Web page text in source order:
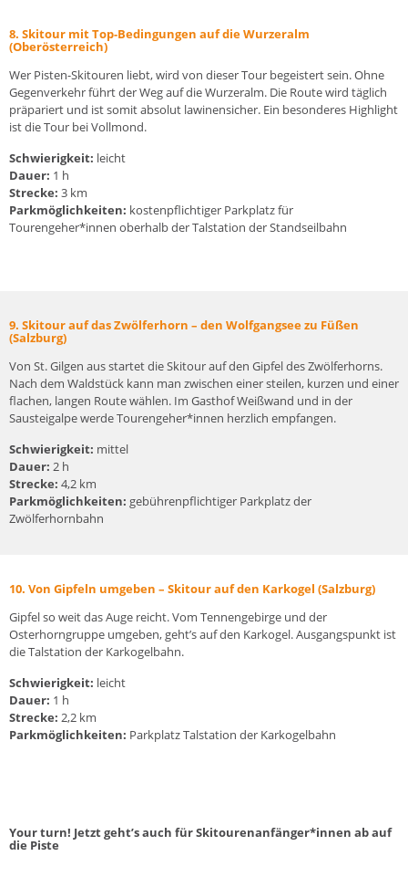
8. Skitour mit Top-Bedingungen auf die Wurzeralm
(Oberösterreich)
Wer Pisten-Skitouren liebt, wird von dieser Tour begeistert sein. Ohne
Gegenverkehr führt der Weg auf die Wurzeralm. Die Route wird täglich
präpariert und ist somit absolut lawinensicher. Ein besonderes Highlight
ist die Tour bei Vollmond.
Schwierigkeit: leicht
Dauer: 1 h
Strecke: 3 km
Parkmöglichkeiten: kostenpflichtiger Parkplatz für
Tourengeher*innen oberhalb der Talstation der Standseilbahn
9. Skitour auf das Zwölferhorn – den Wolfgangsee zu Füßen
(Salzburg)
Von St. Gilgen aus startet die Skitour auf den Gipfel des Zwölferhorns.
Nach dem Waldstück kann man zwischen einer steilen, kurzen und einer
flachen, langen Route wählen. Im Gasthof Weißwand und in der
Sausteigalpe werde Tourengeher*innen herzlich empfangen.
Schwierigkeit: mittel
Dauer: 2 h
Strecke: 4,2 km
Parkmöglichkeiten: gebührenpflichtiger Parkplatz der
Zwölferhornbahn
10. Von Gipfeln umgeben – Skitour auf den Karkogel (Salzburg)
Gipfel so weit das Auge reicht. Vom Tennengebirge und der
Osterhorngruppe umgeben, geht’s auf den Karkogel. Ausgangspunkt ist
die Talstation der Karkogelbahn.
Schwierigkeit: leicht
Dauer: 1 h
Strecke: 2,2 km
Parkmöglichkeiten: Parkplatz Talstation der Karkogelbahn
Your turn! Jetzt geht’s auch für Skitourenanfänger*innen ab auf
die Piste